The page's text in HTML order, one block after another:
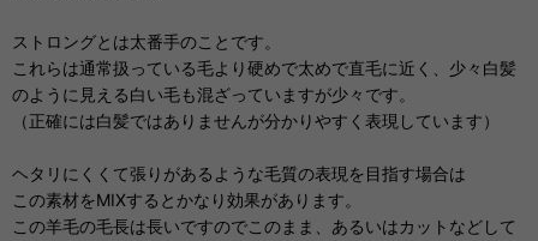
ストロングとは太番手のことです。
これらは通常扱っている毛より硬めで太めで直毛に近く、少々白髪
のように見える白い毛も混ざっていますが少々です。
（正確には白髪ではありませんが分かりやすく表現しています）
ヘタリにくくて張りがあるような毛質の表現を目指す場合は
この素材をMIXするとかなり効果があります。
この羊毛の毛長は長いですのでこのまま、あるいはカットなどして